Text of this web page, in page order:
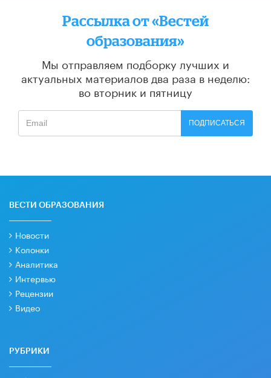
Рассылка от «Вестей
образования»
Мы отправляем подборку лучших и
актуальных материалов два раза в неделю:
во вторник и пятницу
ПОДПИСАТЬСЯ
ВЕСТИ ОБРАЗОВАНИЯ
Новости
Колонки
Аналитика
Интервью
Рецензии
Видео
РУБРИКИ